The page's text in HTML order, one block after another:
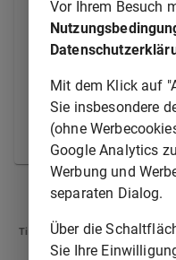
Spätestens sechs
Richtlinie beschließt
Kommission und
B Nummer 3 des
werden soll.
ARTIKEL 7
Tipp
: Swipen Sie auf dem
Vor Ihrem Besuch
Mit dem Klick auf
Sie insbesondere
(ohne
Google Analytics
Werbung und
separaten Dialog.
Über die
Sie Ihre